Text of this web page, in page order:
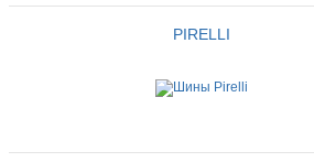
PIRELLI